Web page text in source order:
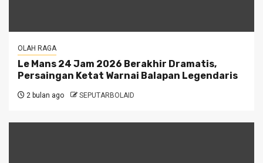
OLAH RAGA
Le Mans 24 Jam 2026 Berakhir Dramatis,
Persaingan Ketat Warnai Balapan Legendaris
2 bulan ago SEPUTARBOLAID